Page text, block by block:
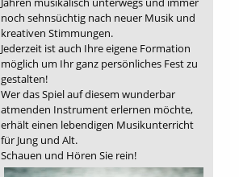
noch sehnsüchtig nach neuer Musik und
kreativen Stimmungen.
Jederzeit ist auch Ihre eigene Formation
möglich um Ihr ganz persönliches Fest zu
gestalten!
Wer das Spiel auf diesem wunderbar
atmenden Instrument erlernen möchte,
erhält einen lebendigen Musikunterricht
für Jung und Alt.
Schauen und Hören Sie rein!